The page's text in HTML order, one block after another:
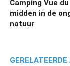
Camping Vue
midden in de
natuur